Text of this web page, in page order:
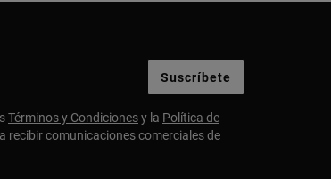
Suscríbete
Términos y Condicionesy la Política de
recibir comunicaciones comerciales de